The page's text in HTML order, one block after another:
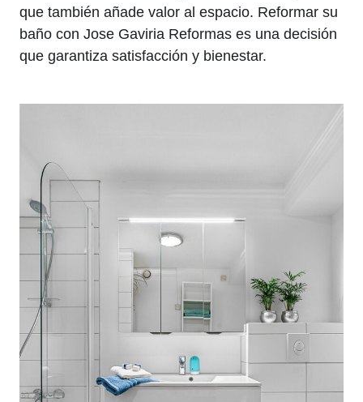
que también añade valor al espacio. Reformar su
baño con Jose Gaviria Reformas es una decisión
que garantiza satisfacción y bienestar.